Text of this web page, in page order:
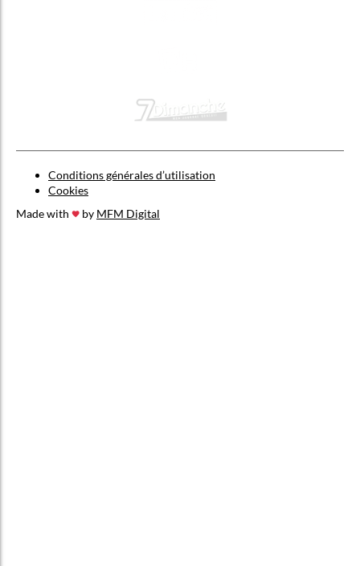
Conditions générales d’utilisation
Cookies
Made with
by MFM Digital